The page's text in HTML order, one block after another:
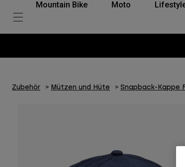
Mountain Bike Moto
Zubehör Mützen und Hüte Snapback-Kappe